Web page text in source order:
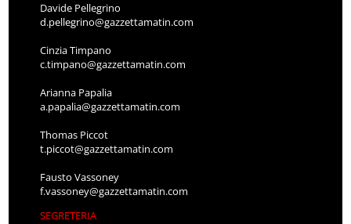
Davide Pellegrino
d.pellegrino@gazzettamatin.com
Cinzia Timpano
c.timpano@gazzettamatin.com
Arianna Papalia
a.papalia@gazzettamatin.com
Thomas Piccot
t.piccot@gazzettamatin.com
Fausto Vassoney
f.vassoney@gazzettamatin.com
SEGRETERIA